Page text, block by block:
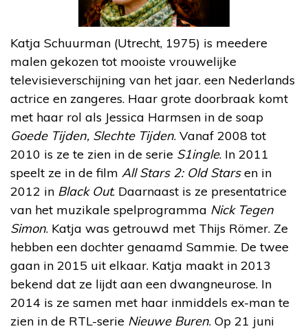
Katja Schuurman (Utrecht, 1975) is meedere
malen gekozen tot mooiste vrouwelijke
televisieverschijning van het jaar. een Nederlands
actrice en zangeres. Haar grote doorbraak komt
met haar rol als Jessica Harmsen in de soap
Goede Tijden, Slechte Tijden. Vanaf 2008 tot
2010 is ze te zien in de serie S1ingle. In 2011
speelt ze in de film All Stars 2: Old Starsen in
2012 in Black Out. Daarnaast is ze presentatrice
van het muzikale spelprogramma Nick Tegen
Simon. Katja was getrouwd met Thijs Römer. Ze
hebben een dochter genaamd Sammie. De twee
gaan in 2015 uit elkaar. Katja maakt in 2013
bekend dat ze lijdt aan een dwangneurose. In
2014 is ze samen met haar inmiddels ex-man te
zien in de RTL-serie Nieuwe Buren. Op 21 juni